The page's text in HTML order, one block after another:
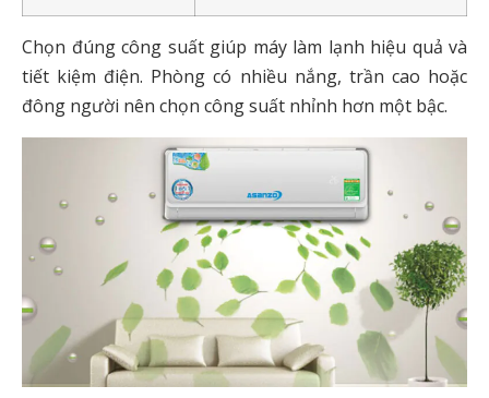
Chọn đúng công suất giúp máy làm lạnh hiệu quả và
tiết kiệm điện. Phòng có nhiều nắng, trần cao hoặc
đông người nên chọn công suất nhỉnh hơn một bậc.